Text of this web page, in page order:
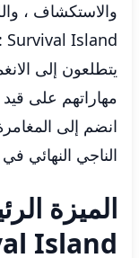
يتطلعون إلى
مهاراتهم على
انضم إلى
الناجي النهائي
Island